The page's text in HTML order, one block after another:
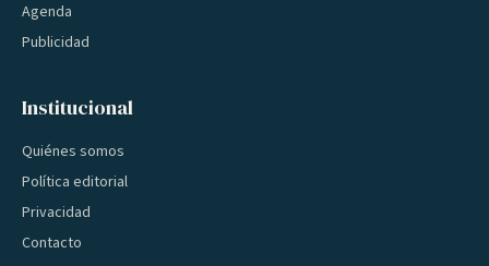
Agenda
Publicidad
Institucional
Quiénes somos
Política editorial
Privacidad
Contacto